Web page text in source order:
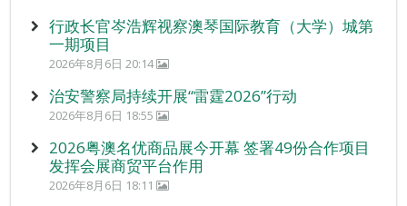
行政长官岑浩辉视察澳琴国际教育（大学）城第
一期项目
2026年8月6日 20:14
治安警察局持续开展“雷霆2026”行动
2026年8月6日 18:55
2026粤澳名优商品展今开幕 签署49份合作项目
发挥会展商贸平台作用
2026年8月6日 18:11